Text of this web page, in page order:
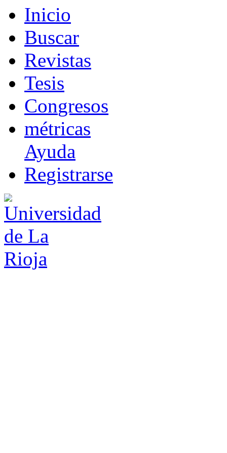
Inicio
Buscar
Revistas
Tesis
Congresos
métricas
Ayuda
Registrarse